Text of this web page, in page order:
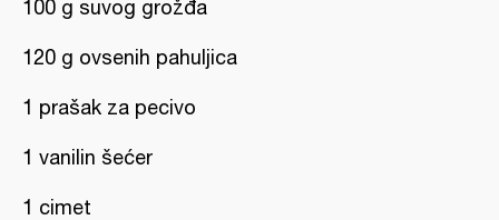
100 g suvog grožđa
120 g ovsenih pahuljica
1 prašak za pecivo
1 vanilin šećer
1 cimet